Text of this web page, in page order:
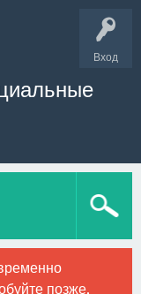
Вход
позже.